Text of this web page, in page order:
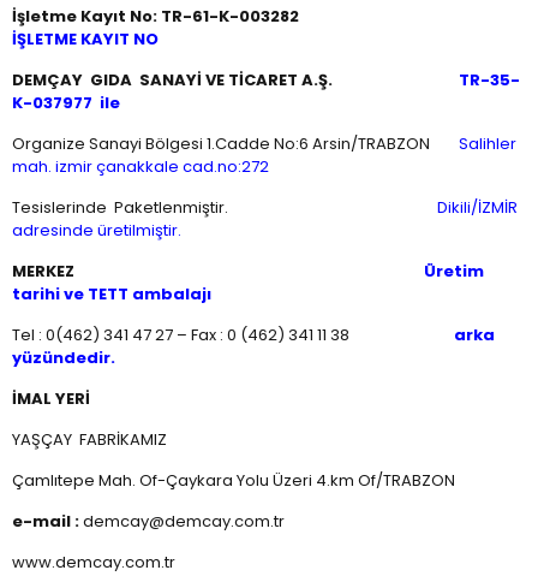
İşletme Kayıt No: TR-61-K-003282
İŞLETME KAYIT NO
DEMÇAY GIDA SANAYİ VE TİCARET A.Ş.
TR-35-
K-037977 ile
Organize Sanayi Bölgesi 1.Cadde No:6 Arsin/TRABZON Salihler
mah. izmir çanakkale cad.no:272
Tesislerinde Paketlenmiştir. Dikili/İZMİR
adresinde üretilmiştir.
MERKEZ Üretim
tarihi ve TETT ambalajı
Tel : 0(462) 341 47 27 – Fax : 0 (462) 341 11 38 arka
yüzündedir.
İMAL YERİ
YAŞÇAY FABRİKAMIZ
Çamlıtepe Mah. Of-Çaykara Yolu Üzeri 4.km Of/TRABZON
e-mail :demcay@demcay.com.tr
www.demcay.com.tr